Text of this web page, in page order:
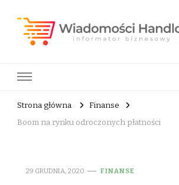
Strona główna
Finanse
Boom na rynku odroczonych płatności
29 GRUDNIA, 2020 FINANSE